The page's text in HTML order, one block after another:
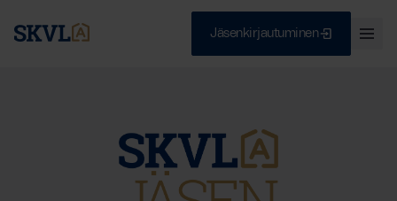
Jäsenkirjautuminen